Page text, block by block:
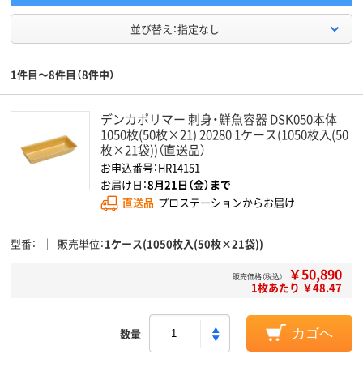
並び替え：指定なし
1件目～8件目（8件中）
デンカポリマー 刺身・鮮魚容器 DSK050本体
1050枚(50枚×21) 20280 1ケース(1050枚入(50
枚×21袋))（直送品）
お申込番号：HR14151
お届け日：8月21日（金）まで
直送品 プロステーションからお届け
型番 販売単位 1ケース(1050枚入(50枚×21袋))
販売価格（税込） ￥50,890
1枚あたり ￥48.47
数量 カゴへ